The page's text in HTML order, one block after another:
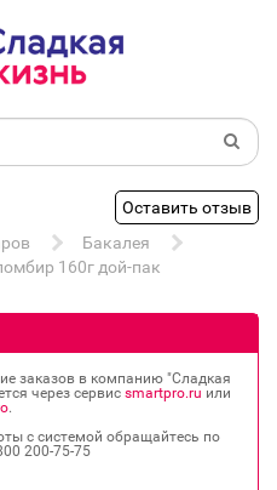
Оставить отзыв
Бакалея
160г дой-пак
заказов в компанию "Сладкая
через сервис smartpro.ru или
.
с системой обращайтесь по
200‐75‐75